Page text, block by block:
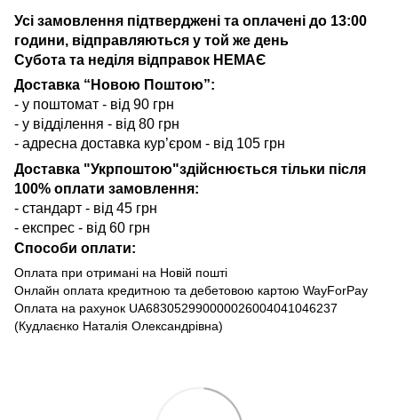
Усі замовлення підтверджені та оплачені до 13:00
години, відправляються у той же день
Субота та неділя відправок НЕМАЄ
Доставка “Новою Поштою”:
- у поштомат - від 90 грн
- у відділення - від 80 грн
- адресна доставка кур’єром - від 105 грн
Доставка "Укрпоштою"здійснюється тільки після
100% оплати замовлення:
- стандарт - від 45 грн
- експрес - від 60 грн
Способи оплати:
Оплата при отримані на Новій пошті
Онлайн оплата кредитною та дебетовою картою WayForPay
Оплата на рахунок UA683052990000026004041046237
(Кудлаєнко Наталія Олександрівна)